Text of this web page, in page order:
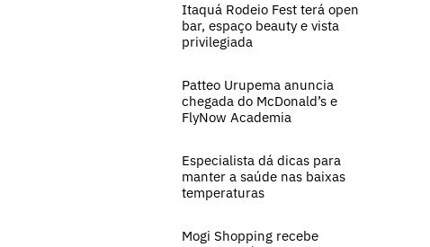
Itaquá Rodeio Fest terá open
bar, espaço beauty e vista
privilegiada
Patteo Urupema anuncia
chegada do McDonald’s e
FlyNow Academia
Especialista dá dicas para
manter a saúde nas baixas
temperaturas
Mogi Shopping recebe